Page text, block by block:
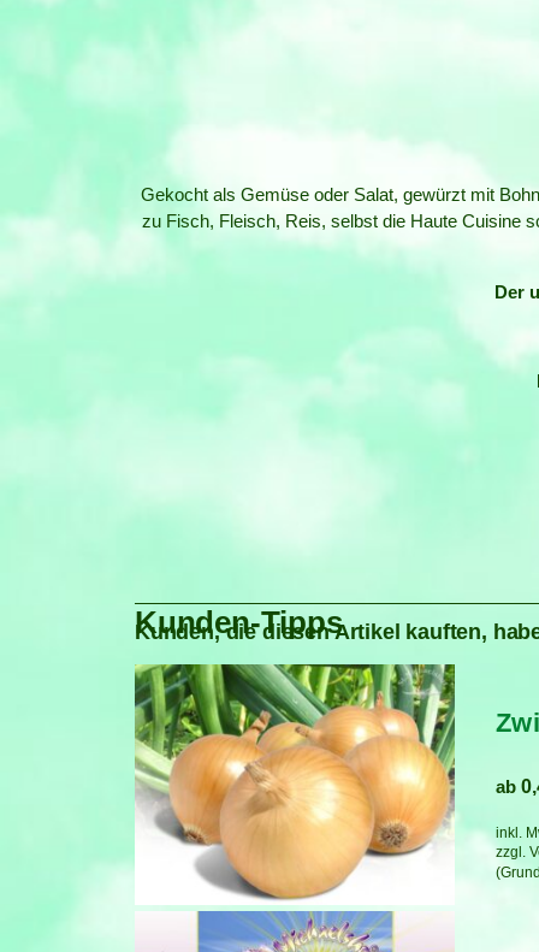
Gekocht als Gemüse oder Salat, gewürzt mit
zu Fisch, Fleisch, Reis, selbst die Haute Cuisine
Der
Kunden-Tipps
Kunden, die diesen Artikel kauften,
ab
inkl.
zzgl.